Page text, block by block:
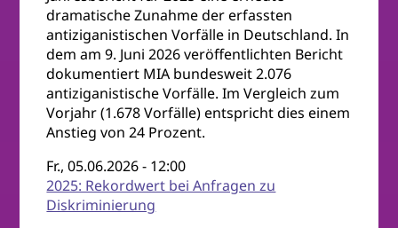
dramatische Zunahme der erfassten
antiziganistischen Vorfälle in Deutschland. In
dem am 9. Juni 2026 veröffentlichten Bericht
dokumentiert MIA bundesweit 2.076
antiziganistische Vorfälle. Im Vergleich zum
Vorjahr (1.678 Vorfälle) entspricht dies einem
Anstieg von 24 Prozent.
Fr., 05.06.2026 - 12:00
2025: Rekordwert bei Anfragen zu
Diskriminierung